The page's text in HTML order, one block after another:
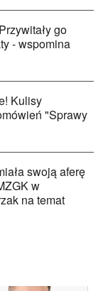
go
- wspomina
Kulisy
"Sprawy
swoją aferę
w
na temat